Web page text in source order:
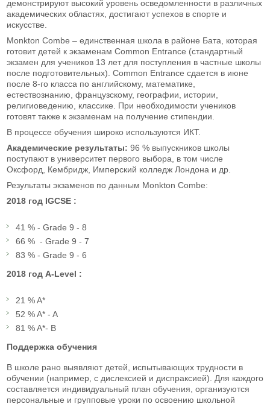
демонстрируют высокий уровень осведомленности в различных
академических областях, достигают успехов в спорте и
искусстве.
Monkton Combe – единственная школа в районе Бата, которая
готовит детей к экзаменам Common Entrance (стандартный
экзамен для учеников 13 лет для поступления в частные школы
после подготовительных). Common Entrance сдается в июне
после 8-го класса по английскому, математике,
естествознанию, французскому, географии, истории,
религиоведению, классике. При необходимости учеников
готовят также к экзаменам на получение стипендии.
В процессе обучения широко используются ИКТ.
Академические результаты: 96 % выпускников школы
поступают в университет первого выбора, в том числе
Оксфорд, Кембридж, Имперский колледж Лондона и др.
Результаты экзаменов по данным Monkton Combe:
2018 год IGCSE :
41 % - Grade 9 - 8
66 % - Grade 9 - 7
83 % - Grade 9 - 6
2018 год A-Level :
21 % A*
52 % A* - A
81 % A*- B
Поддержка обучения
В школе рано выявляют детей, испытывающих трудности в
обучении (например, с дислексией и диспраксией). Для каждого
составляется индивидуальный план обучения, организуются
персональные и групповые уроки по освоению школьной